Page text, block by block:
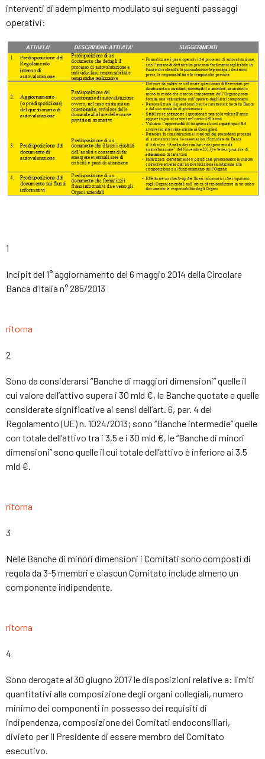
interventi di adempimento modulato sui seguenti passaggi
operativi:
1
Incipit del 1° aggiornamento del 6 maggio 2014 della Circolare
Banca d’Italia n° 285/2013
ritorna
2
Sono da considerarsi “Banche di maggiori dimensioni” quelle il
cui valore dell’attivo supera i 30 mld €, le Banche quotate e quelle
considerate significative ai sensi dell’art. 6, par. 4 del
Regolamento (UE) n. 1024/2013; sono “Banche intermedie” quelle
con totale dell’attivo tra i 3,5 e i 30 mld €, le “Banche di minori
dimensioni” sono quelle il cui totale dell’attivo è inferiore ai 3,5
mld €.
ritorna
3
Nelle Banche di minori dimensioni i Comitati sono composti di
regola da 3-5 membri e ciascun Comitato include almeno un
componente indipendente.
ritorna
4
Sono derogate al 30 giugno 2017 le disposizioni relative a: limiti
quantitativi alla composizione degli organi collegiali, numero
minimo dei componenti in possesso dei requisiti di
indipendenza, composizione dei Comitati endoconsiliari,
divieto per il Presidente di essere membro del Comitato
esecutivo.